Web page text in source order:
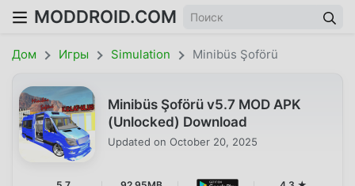
MODDROID.COM
Дом Игры Simulation Minibüs Şoförü
Minibüs Şoförü v5.7 MOD APK
(Unlocked) Download
Updated on October 20, 2025